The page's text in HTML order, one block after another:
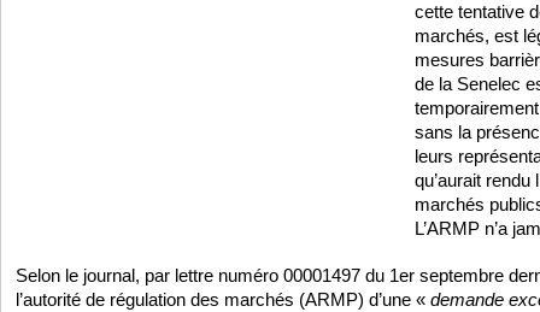
cette tentative
marchés, est
mesures
de la Senelec
sans la
leurs
qu’aurait rendu
marchés
L’ARMP n’a
Selon le journal, par lettre numéro 00001497 du 1er septembre
l’autorité de régulation des marchés (ARMP) d’une «demande